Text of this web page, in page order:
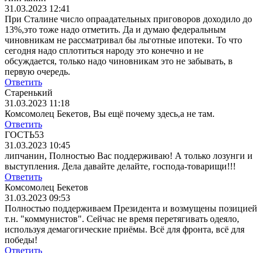
31.03.2023 12:41
При Сталине число опраадательных приговоров доходило до
13%,это тоже надо отметить. Да и думаю федеральным
чиновникам не рассматривал бы льготные ипотеки. То что
сегодня надо сплотиться народу это конечно и не
обсуждается, только надо чиновникам это не забывать, в
первую очередь.
Ответить
Старенький
31.03.2023 11:18
Комсомолец Бекетов, Вы ещё почему здесь,а не там.
Ответить
ГОСТЬ53
31.03.2023 10:45
липчанин, Полностью Вас поддерживаю! А только лозунги и
выступления. Дела давайте делайте, господа-товарищи!!!
Ответить
Комсомолец Бекетов
31.03.2023 09:53
Полностью поддерживаем Президента и возмущены позицией
т.н. "коммунистов". Сейчас не время перетягивать одеяло,
используя демагогические приёмы. Всё для фронта, всё для
победы!
Ответить